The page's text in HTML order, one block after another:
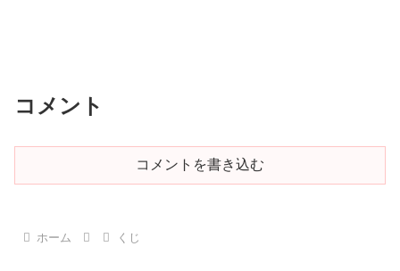
コメント
コメントを書き込む
ホーム くじ